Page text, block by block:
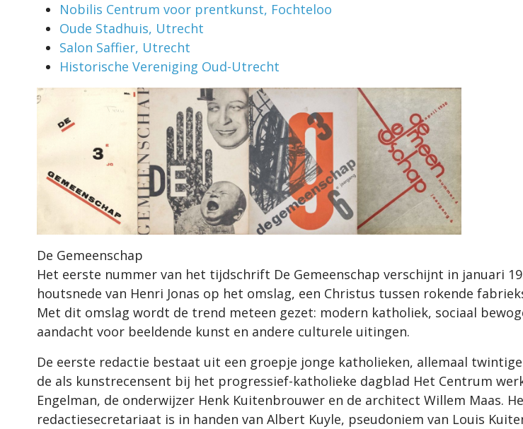
Nobilis Centrum voor prentkunst, Fochteloo
Oude Stadhuis, Utrecht
Salon Saffier, Utrecht
Historische Vereniging Oud-Utrecht
De Gemeenschap
Het eerste nummer van het tijdschrift De Gemeenschap verschijnt in januari
houtsnede van Henri Jonas op het omslag, een Christus tussen rokende
Met dit omslag wordt de trend meteen gezet: modern katholiek, sociaal
aandacht voor beeldende kunst en andere culturele uitingen.
De eerste redactie bestaat uit een groepje jonge katholieken, allemaal
de als kunstrecensent bij het progressief-katholieke dagblad Het Centrum
Engelman, de onderwijzer Henk Kuitenbrouwer en de architect Willem Maas.
redactiesecretariaat is in handen van Albert Kuyle, pseudoniem van Louis